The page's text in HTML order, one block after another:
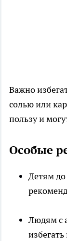
Важно
солью или
пользу и
Особые
Детям до
Людям с